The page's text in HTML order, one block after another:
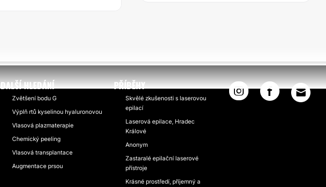
DALŠÍ HLEDÁNÍ
Zvětšení bodu G
Výplň rtů kyselinou hyaluronovou
Vlasová plazmaterapie
Chemický peeling
Vlasová transplantace
Augmentace prsou
PŘÍBĚHY
Skvělé zkušenosti s laserovou
epilací
Laserová epilace, Hradec
Králové
Anonym
Zastaralé epilační laserové
přístroje
Krásné prostředí, příjemný a